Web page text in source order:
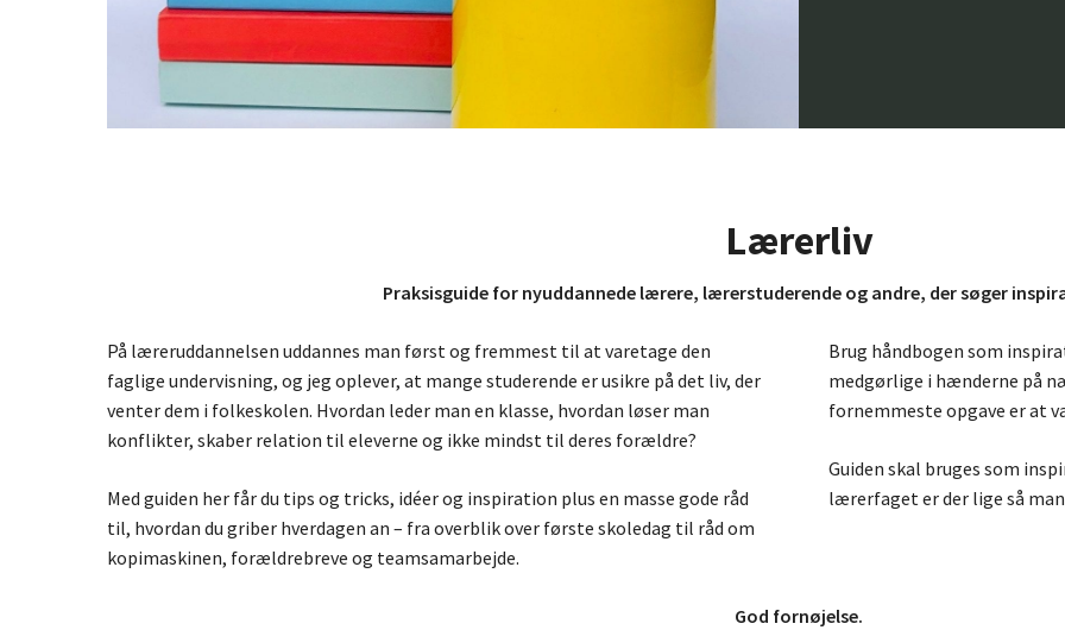
of
Lærerliv
Praksisguide for nyuddannede lærere, lærerstuderende og andre, der søger
På læreruddannelsen uddannes man først og fremmest til at varetage den
faglige undervisning, og jeg oplever, at mange studerende er usikre på det liv, der
venter dem i folkeskolen. Hvordan leder man en klasse, hvordan løser man
konflikter, skaber relation til eleverne og ikke mindst til deres forældre?
Med guiden her får du tips og tricks, idéer og inspiration plus en masse gode råd
til, hvordan du griber hverdagen an – fra overblik over første skoledag til råd om
kopimaskinen, forældrebreve og teamsamarbejde.
Brug håndbogen som
medgørlige i hænderne på
fornemmeste opgave er at
Guiden skal bruges som
lærerfaget er der lige så
God fornøjelse.